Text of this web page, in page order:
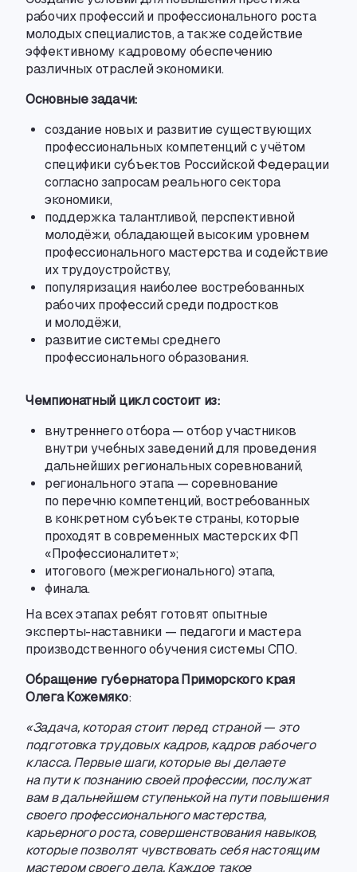
рабочих профессий и профессионального роста
молодых специалистов,а также содействие
эффективному кадровому обеспечению
различных отраслей экономики.
Основные задачи:
создание новых и развитие существующих
профессиональных компетенций с учётом
специфики субъектов Российской Федерации
согласно запросам реального сектора
экономики,
поддержка талантливой, перспективной
молодёжи, обладающей высоким уровнем
профессионального мастерства и содействие
их трудоустройству,
популяризация наиболее востребованных
рабочих профессий среди подростков
и молодёжи,
развитие системы среднего
профессионального образования.
Чемпионатный цикл состоит из:
внутреннего отбора — отбор участников
внутри учебных заведений для проведения
дальнейших региональных соревнований,
регионального этапа — соревнование
по перечню компетенций, востребованных
в конкретном субъекте страны, которые
проходят в современных мастерских ФП
«Профессионалитет»;
итогового (межрегионального) этапа,
финала.
На всех этапах ребят готовят опытные
эксперты-наставники— педагоги и мастера
производственного обучения системы СПО.
Обращение губернатора Приморского края
Олега Кожемяко:
«Задача, которая стоит перед страной — это
подготовка трудовых кадров, кадров рабочего
класса. Первые шаги, которые вы делаете
на пути к познанию своей профессии, послужат
вам в дальнейшем ступенькой на пути повышения
своего профессионального мастерства,
карьерного роста, совершенствования навыков,
которые позволят чувствовать себя настоящим
мастером своего дела. Каждое такое